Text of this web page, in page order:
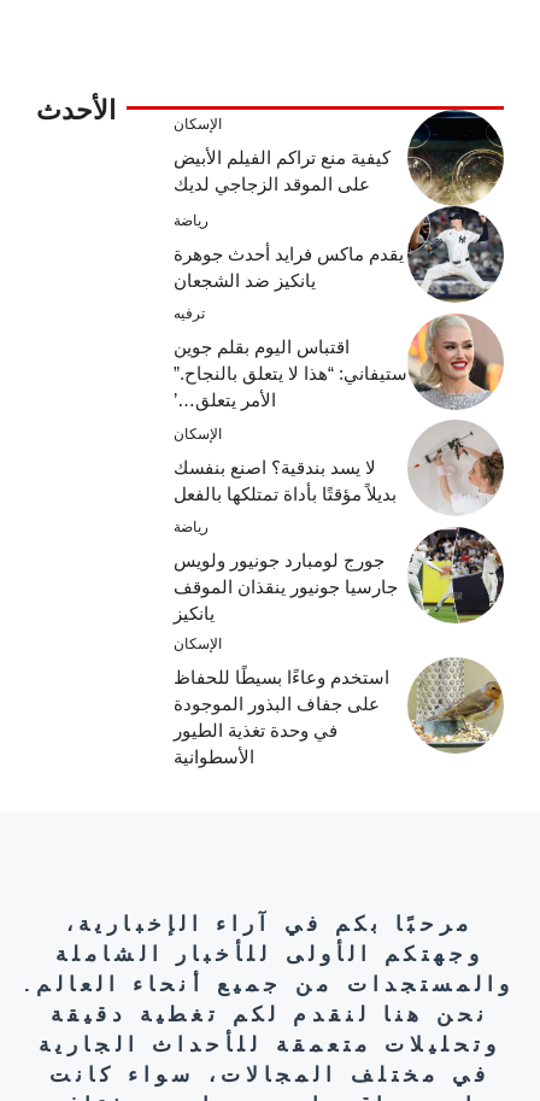
الأحدث الإسكان
كيفية منع تراكم الفيلم الأبيض
على الموقد الزجاجي لديك
رياضة
يقدم ماكس فرايد أحدث جوهرة
يانكيز ضد الشجعان
ترفيه
اقتباس اليوم بقلم جوين
ستيفاني: “هذا لا يتعلق بالنجاح.”
الأمر يتعلق…’
الإسكان
لا يسد بندقية؟ اصنع بنفسك
بديلاً مؤقتًا بأداة تمتلكها بالفعل
رياضة
جورج لومبارد جونيور ولويس
جارسيا جونيور ينقذان الموقف
يانكيز
الإسكان
استخدم وعاءًا بسيطًا للحفاظ
على جفاف البذور الموجودة
في وحدة تغذية الطيور
الأسطوانية
مرحبًا بكم في آراء الإخبارية،
وجهتكم الأولى للأخبار الشاملة
والمستجدات من جميع أنحاء العالم.
نحن هنا لنقدم لكم تغطية دقيقة
وتحليلات متعمقة للأحداث الجارية
في مختلف المجالات، سواء كانت